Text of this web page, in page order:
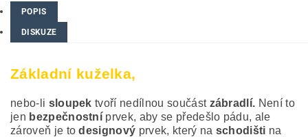
POPIS
DISKUZE
Základní kuželka,
nebo-li sloupektvoří nedílnou součást zábradlí. Není to
jen bezpečnostní prvek, aby se předešlo pádu, ale
zároveň je todesignový prvek, který na schodišti na